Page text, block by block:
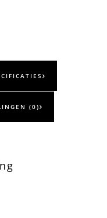
(0)